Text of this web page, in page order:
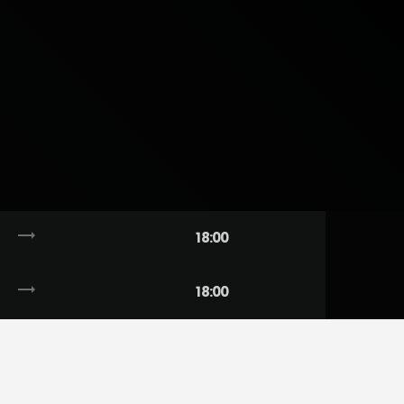
trending_flat 18:00
trending_flat 18:00